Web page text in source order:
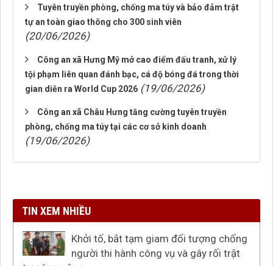
Tuyên truyền phòng, chống ma túy và bảo đảm trật
tự an toàn giao thông cho 300 sinh viên
(20/06/2026)
Công an xã Hưng Mỹ mở cao điểm đấu tranh, xử lý
tội phạm liên quan đánh bạc, cá độ bóng đá trong thời
gian diễn ra World Cup 2026 (19/06/2026)
Công an xã Châu Hưng tăng cường tuyên truyền
phòng, chống ma túy tại các cơ sở kinh doanh
(19/06/2026)
TIN XEM NHIỀU
Khởi tố, bắt tạm giam đối tượng chống
người thi hành công vụ và gây rối trật